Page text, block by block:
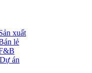
xuất
lẻ
án